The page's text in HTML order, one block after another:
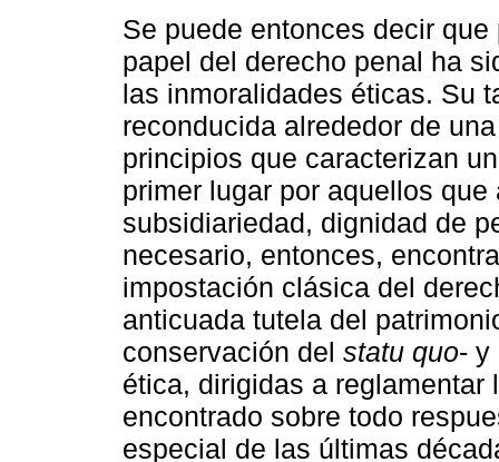
Se puede entonces decir
papel del derecho penal ha
las inmoralidades éticas. Su
reconducida alrededor de
principios que caracterizan
primer lugar por aquellos
subsidiariedad, dignidad de
necesario, entonces,
impostación clásica del
anticuada tutela del
conservación del statu quo- y
ética, dirigidas a
encontrado sobre todo
especial de las últimas